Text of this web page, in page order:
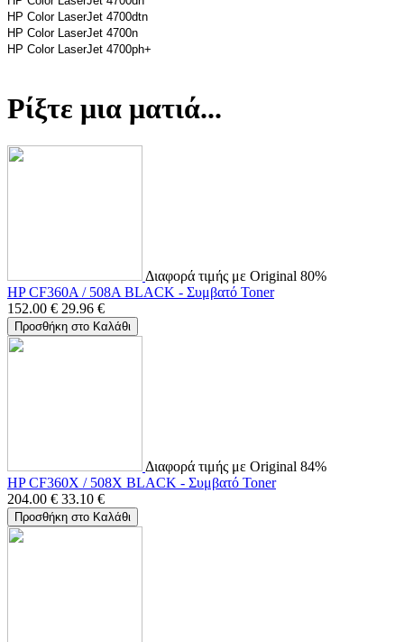
HP Color LaserJet 4700dtn
HP Color LaserJet 4700n
HP Color LaserJet 4700ph+
Ρίξτε μια ματιά...
Διαφορά τιμής με Original 80%
HP CF360A / 508A BLACK - Συμβατό Toner
152.00 € 29.96 €
Προσθήκη στο Καλάθι
Διαφορά τιμής με Original 84%
HP CF360X / 508X BLACK - Συμβατό Toner
204.00 € 33.10 €
Προσθήκη στο Καλάθι